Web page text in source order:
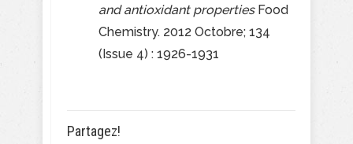
and antioxidant propertiesFood
Chemistry. 2012 Octobre; 134
(Issue 4) : 1926-1931
Partagez!